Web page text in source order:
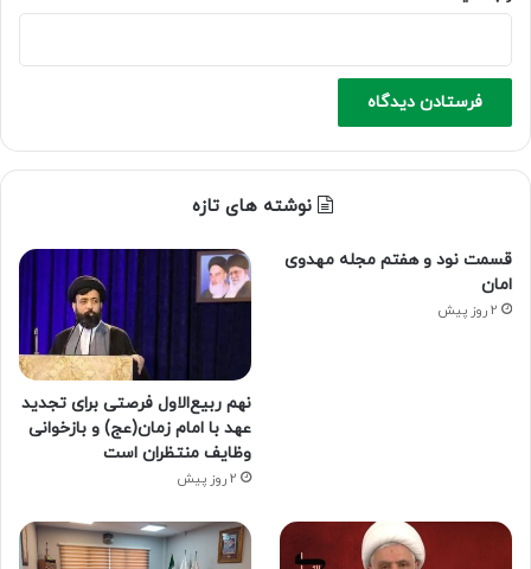
نوشته های تازه
قسمت نود و هفتم مجله مهدوی
امان
2 روز پیش
نهم ربیع‌الاول فرصتی برای تجدید
عهد با امام زمان(عج) و بازخوانی
وظایف منتظران است
2 روز پیش